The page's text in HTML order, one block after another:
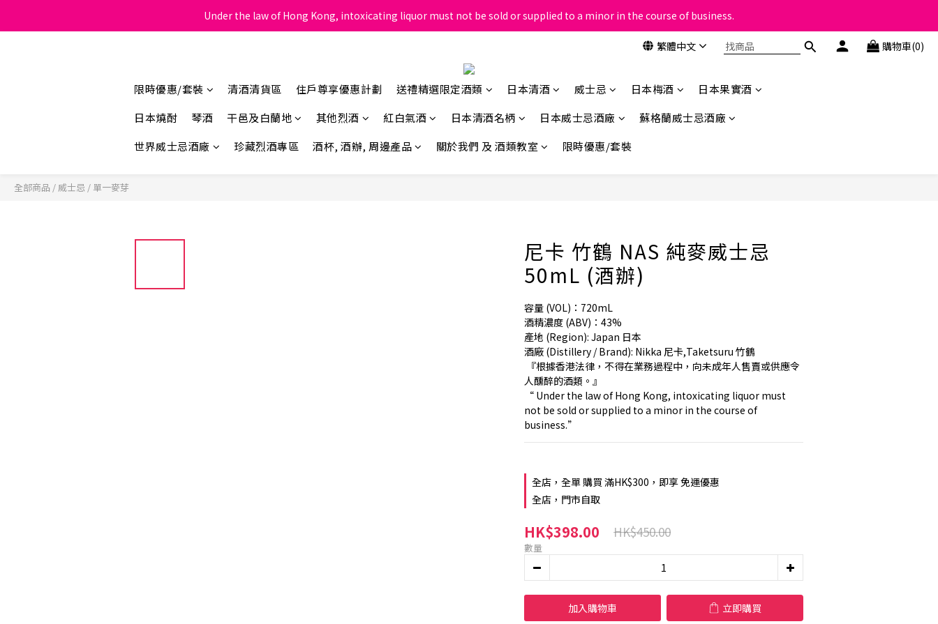
根據香港法律，不得在業務過程中，向未成年人售賣或供應令人醺醉的酒類
Under the law of Hong Kong, intoxicating liquor must not be sold or supplied to a minor in the course of business.
繁體中文 購物車(0)
限時優惠/套裝 清酒清貨區 住戶尊享優惠計劃 送禮精選限定酒類 日本清酒 威士忌 日本梅酒
日本果實酒
日本燒酎
琴酒 干邑及白蘭地 其他烈酒 紅白氣酒 日本清酒名柄 日本威士忌酒廠
蘇格蘭威士忌酒廠
世界威士忌酒廠
珍藏烈酒專區 酒杯, 酒辦, 周邊產品 關於我們 及 酒類教室 限時優惠/套裝
全部商品 / 威士忌 / 單一麥芽
尼卡 竹鶴 NAS 純麥威士忌
50mL (酒辦)
容量 (VOL)：720mL
酒精濃度 (ABV)：43%
產地 (Region): Japan 日本
酒廠 (Distillery / Brand): Nikka 尼卡,Taketsuru 竹鶴
人醺醉的酒類。』
“ Under the law of Hong Kong, intoxicating liquor must
not be sold or supplied to a minor in the course of
business.”
全店，全單 購買 滿HK$300，即享 免運優惠
全店，門市自取
HK$398.00 HK$450.00
數量
加入購物車 立即購買